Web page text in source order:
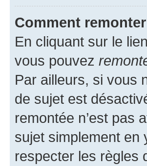
Comment
En cliquant sur le
vous pouvez
Par ailleurs, si vous
de sujet est
remontée n’est pas
sujet simplement en
respecter les règles